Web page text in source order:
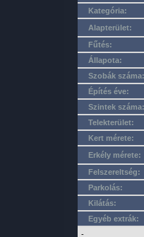
Kategória:
Alapterület:
Fűtés:
Állapota:
Szobák száma:
Építés éve:
Szintek száma:
Telekterület:
Kert mérete:
Erkély mérete:
Felszereltség:
Parkolás:
Kilátás:
Egyéb extrák:
-